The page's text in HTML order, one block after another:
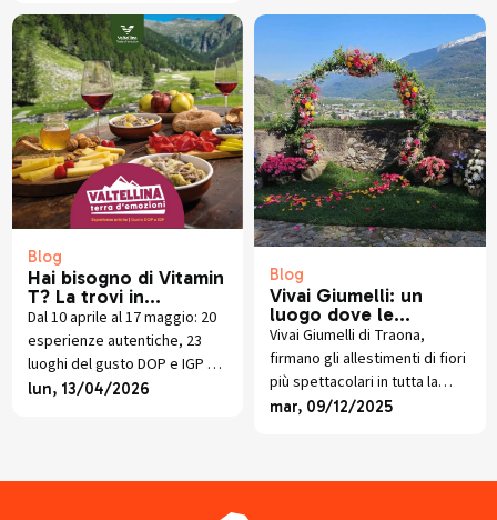
recenti.
Blog
Hai bisogno di Vitamin
T? La trovi in
Valtellina (fino al 17
maggio)
Dal 10 aprile al 17 maggio: 20
esperienze autentiche, 23
luoghi del gusto DOP e IGP e
una web-app gratuita per
lun, 13/04/2026
Blog
Vivai Giumelli: un
luogo dove le
passioni fioriscono
Vivai Giumelli di Traona,
firmano gli allestimenti di fiori
più spettacolari in tutta la
Provincia di Sondrio. Eventi e
mar, 09/12/2025